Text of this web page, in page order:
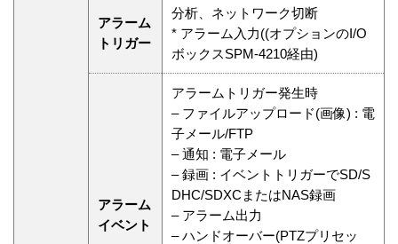
アラーム
トリガー
分析、ネットワーク切断
* アラーム入力((オプションのI/O
ボックスSPM-4210経由)
アラーム
イベント
アラームトリガー発生時
– ファイルアップロード(画像) : 電
子メール/FTP
– 通知 : 電子メール
– 録画 : イベントトリガーでSD/S
DHC/SDXCまたはNAS録画
– アラーム出力
– ハンドオーバー(PTZプリセッ